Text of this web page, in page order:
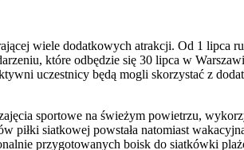
wiele dodatkowych atrakcji. Od 1
które odbędzie się 30 lipca w
uczestnicy będą mogli skorzystać z
sportowe na świeżym powietrzu,
piłki siatkowej powstała natomiast
przygotowanych boisk do siatkówki